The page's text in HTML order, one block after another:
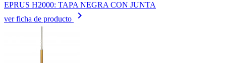
EPRUS H2000: TAPA NEGRA CON JUNTA
ver ficha de producto
keyboard_arrow_right